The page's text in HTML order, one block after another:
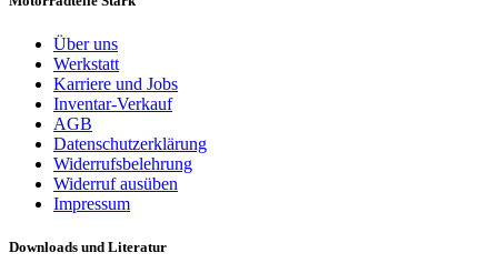
Über uns
Werkstatt
Karriere und Jobs
Inventar-Verkauf
AGB
Datenschutzerklärung
Widerrufsbelehrung
Widerruf ausüben
Impressum
Downloads und Literatur